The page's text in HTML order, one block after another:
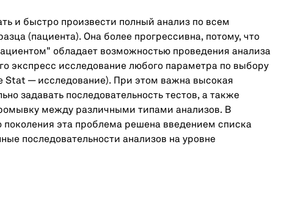
и быстро произвести полный анализ по всем
(пациента). Она более прогрессивна, потому, что
обладает возможностью проведения анализа
экспресс исследование любого параметра по выбору
Stat — исследование). При этом важна высокая
задавать последовательность тестов, а также
между различными типами анализов. В
поколения эта проблема решена введением списка
последовательности анализов на уровне